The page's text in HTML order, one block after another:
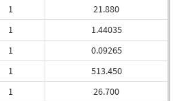
1
1
1
1
1
21.880
1.44035
0.09265
513.450
26.700